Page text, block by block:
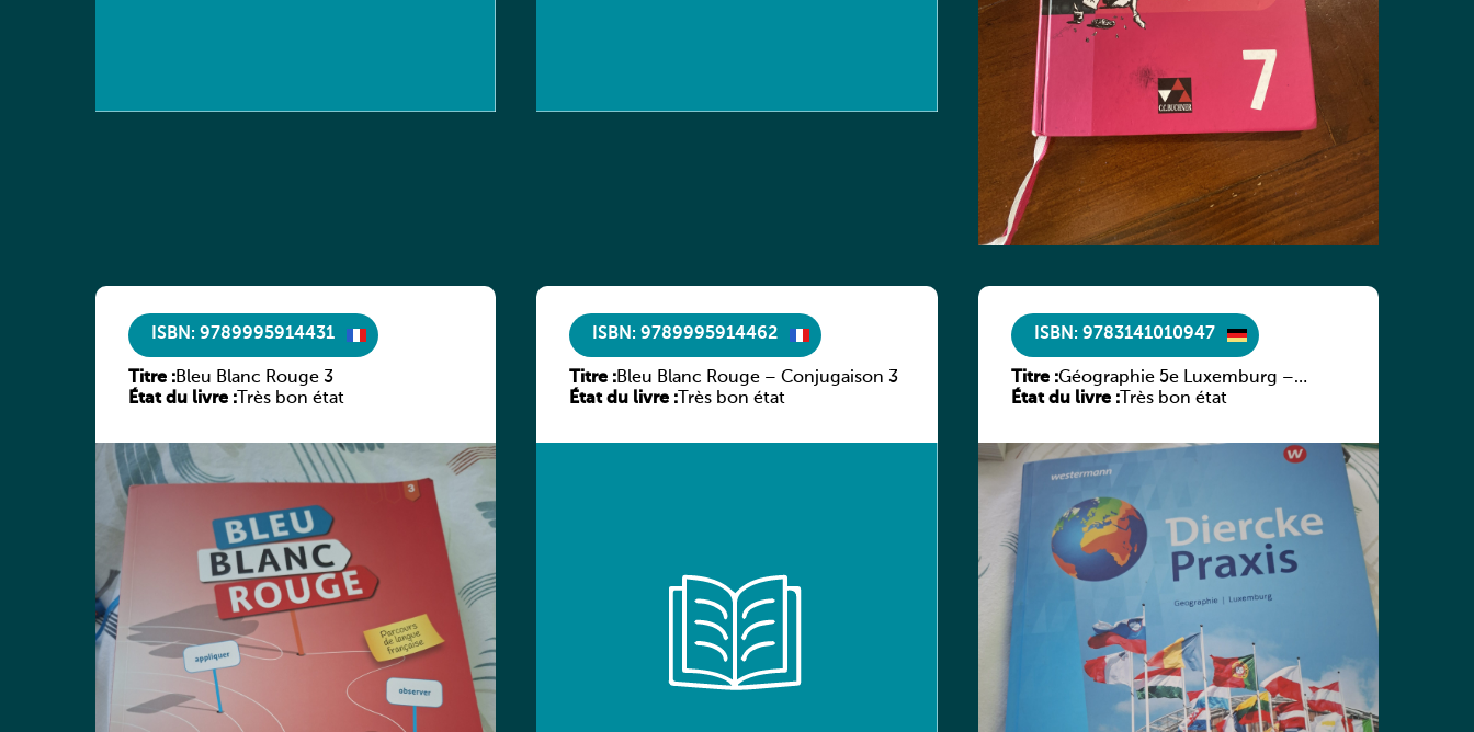
ISBN: 9789995914431
Titre :Bleu Blanc Rouge 3
État du livre : Très bon état
ISBN: 9789995914462
Titre :Bleu Blanc Rouge – Conjugaison 3
État du livre : Très bon état
ISBN: 9783141010947
Titre :Géographie 5e Luxemburg –
Diercke Praxis
État du livre :Très bon état